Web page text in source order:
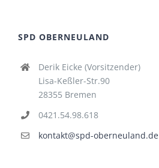
SPD OBERNEULAND
Derik Eicke (Vorsitzender)
Lisa-Keßler-Str.90
28355 Bremen
0421.54.98.618
kontakt@spd-oberneuland.de